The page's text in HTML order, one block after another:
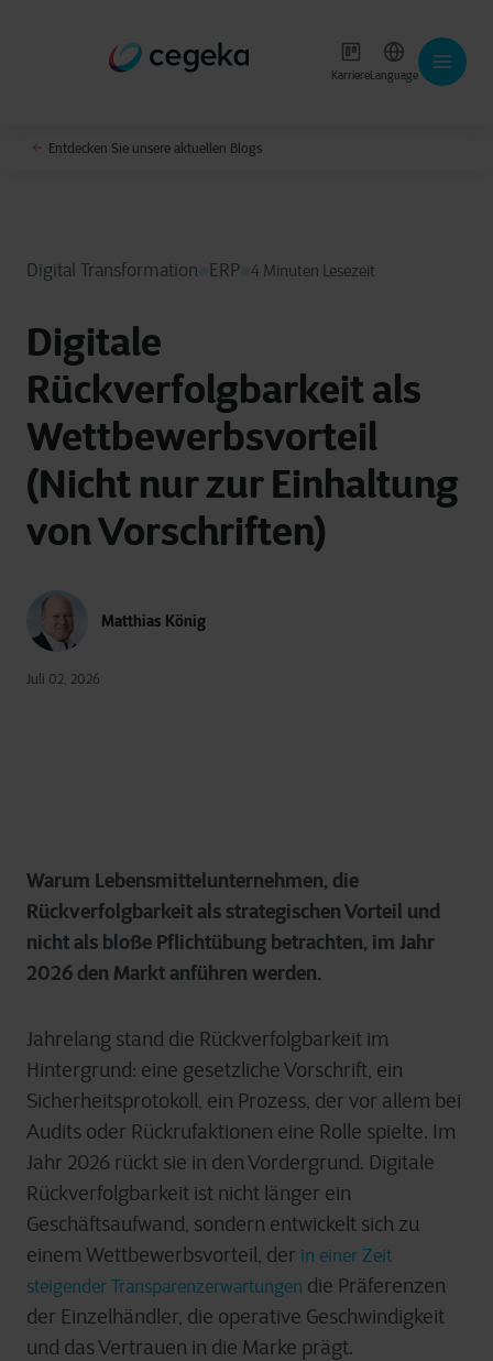
KarriereLanguage
Entdecken Sie unsere aktuellen Blogs
Digital Transformation ERP 4 Minuten Lesezeit
Digitale
Rückverfolgbarkeit als
Wettbewerbsvorteil
(Nicht nur zur Einhaltung
von Vorschriften)
Matthias König
Juli 02, 2026
Warum Lebensmittelunternehmen, die
Rückverfolgbarkeit als strategischen Vorteil und
nicht als bloße Pflichtübung betrachten, im Jahr
2026 den Markt anführen werden.
Jahrelang stand die Rückverfolgbarkeit im
Hintergrund: eine gesetzliche Vorschrift, ein
Sicherheitsprotokoll, ein Prozess, der vor allem bei
Audits oder Rückrufaktionen eine Rolle spielte. Im
Jahr 2026 rückt sie in den Vordergrund. Digitale
Rückverfolgbarkeit ist nicht länger ein
Geschäftsaufwand, sondern entwickelt sich zu
einem Wettbewerbsvorteil, der in einer Zeit
steigender Transparenzerwartungen die Präferenzen
der Einzelhändler, die operative Geschwindigkeit
und das Vertrauen in die Marke prägt.